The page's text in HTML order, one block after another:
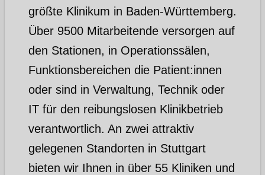
größte Klinikum in Baden-Württemberg.
Über 9500 Mitarbeitende versorgen auf
den Stationen, in Operationssälen,
Funktionsbereichen die Patient:innen
oder sind in Verwaltung, Technik oder
IT für den reibungslosen Klinikbetrieb
verantwortlich. An zwei attraktiv
gelegenen Standorten in Stuttgart
bieten wir Ihnen in über 55 Kliniken und